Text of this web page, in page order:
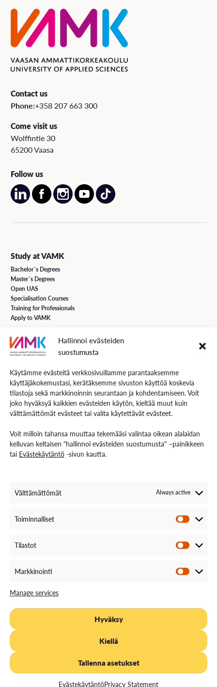
Hallinnoi evästeiden
suostumusta
Käytämme evästeitä verkkosivuillamme parantaaksemme
käyttäjäkokemustasi, kerätäksemme sivuston käyttöä koskevia
tilastoja sekä markkinoinnin seurantaan ja kohdentamiseen. Voit
joko hyväksyä kaikkien evästeiden käytön, kieltää muut kuin
välttämättömät evästeet tai valita käytettävät evästeet.
Voit milloin tahansa muuttaa tekemääsi valintaa oikean alalaidan
kelluvan keltaisen "hallinnoi evästeiden suostumusta" –painikkeen
tai Evästekäytäntö -sivun kautta.
Välttämättömät Always active
Toiminnalliset
Tilastot
Markkinointi
Manage services
Hyväksy
Kiellä
Tallenna asetukset
EvästekäytäntöPrivacy Statement
Contact us
Phone:+358 207 663 300
Come visit us
Wolffintie 30
65200 Vaasa
Follow us
Study at VAMK
Bachelor´s Degrees
Master´s Degrees
Open UAS
Specialisation Courses
Training for Professionals
Apply to VAMK
VAMK Services
Services for Business
Services for students
Energiaa online newspaper
Contact us and visiting hours
Staff Search
EXAM – electronic exam
Come Work with Us
PRIVACY STATEMENT EVÄSTEKÄYTÄNTÖ
DOCUMENT PUBLICITY DESCRIPTION